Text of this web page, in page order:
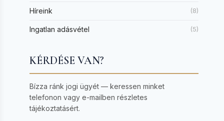
Híreink (8)
Ingatlan adásvétel (5)
KÉRDÉSE VAN?
Bízza ránk jogi ügyét — keressen minket
telefonon vagy e-mailben részletes
tájékoztatásért.